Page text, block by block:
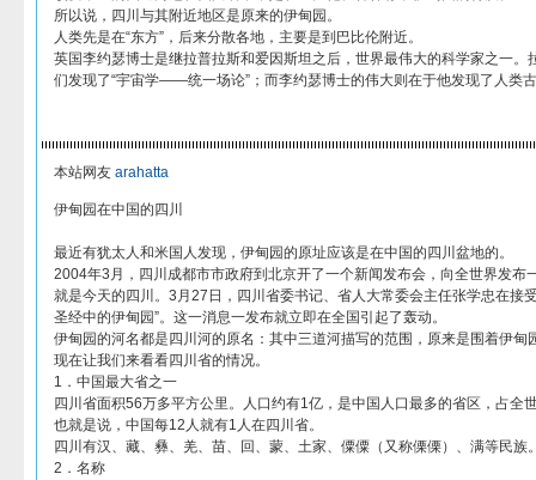
所以说，四川与其附近地区是原来的伊甸园。
人类先是在“东方”，后来分散各地，主要是到巴比伦附近。
英国李约瑟博士是继拉普拉斯和爱因斯坦之后，世界最伟大的科学家之一。
们发现了“宇宙学——统一场论”；而李约瑟博士的伟大则在于他发现了人类
本站网友 arahatta
伊甸园在中国的四川
最近有犹太人和米国人发现，伊甸园的原址应该是在中国的四川盆地的。
2004年3月，四川成都市市政府到北京开了一个新闻发布会，向全世界发布
就是今天的四川。3月27日，四川省委书记、省人大常委会主任张学忠在接
圣经中的伊甸园”。这一消息一发布就立即在全国引起了轰动。
伊甸园的河名都是四川河的原名：其中三道河描写的范围，原来是围着伊甸
现在让我们来看看四川省的情况。
1．中国最大省之一
四川省面积56万多平方公里。人口约有1亿，是中国人口最多的省区，占全
也就是说，中国每12人就有1人在四川省。
四川有汉、藏、彝、羌、苗、回、蒙、土家、僳僳（又称傈傈）、满等民族
2．名称